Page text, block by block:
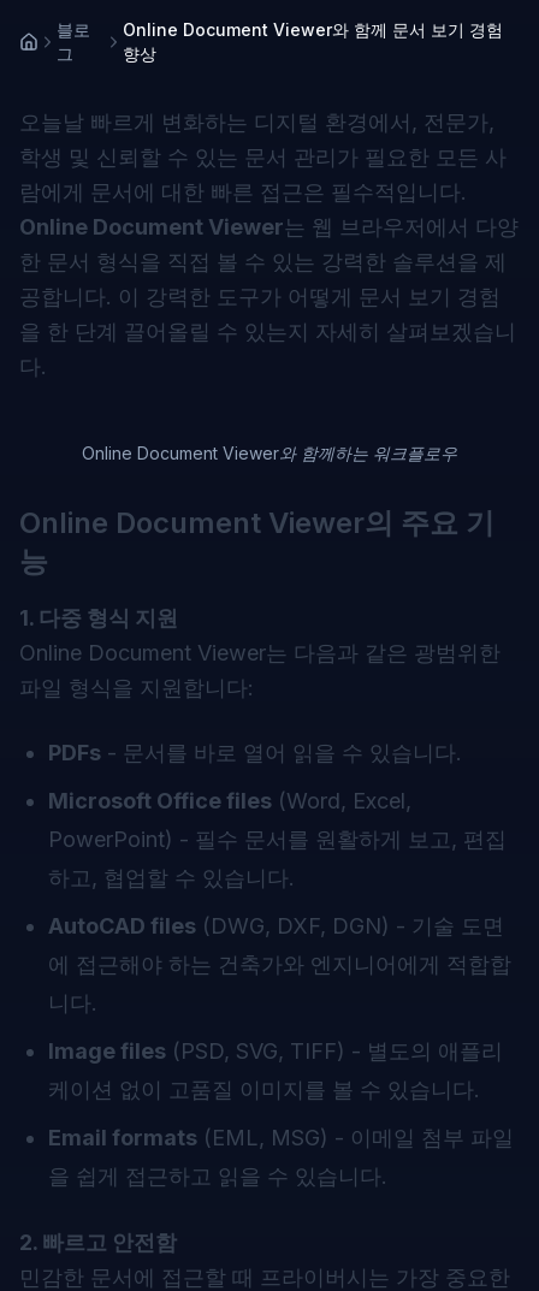
블로
그
Online Document Viewer와 함께 문서 보기 경험
향상
오늘날 빠르게 변화하는 디지털 환경에서, 전문가,
학생 및 신뢰할 수 있는 문서 관리가 필요한 모든 사
람에게 문서에 대한 빠른 접근은 필수적입니다.
Online Document Viewer는 웹 브라우저에서 다양
한 문서 형식을 직접 볼 수 있는 강력한 솔루션을 제
공합니다. 이 강력한 도구가 어떻게 문서 보기 경험
을 한 단계 끌어올릴 수 있는지 자세히 살펴보겠습니
다.
Online Document Viewer와 함께하는 워크플로우
Online Document Viewer의 주요 기
능
1. 다중 형식 지원
Online Document Viewer는 다음과 같은 광범위한
파일 형식을 지원합니다:
PDFs - 문서를 바로 열어 읽을 수 있습니다.
Microsoft Office files (Word, Excel,
PowerPoint) - 필수 문서를 원활하게 보고, 편집
하고, 협업할 수 있습니다.
AutoCAD files (DWG, DXF, DGN) - 기술 도면
에 접근해야 하는 건축가와 엔지니어에게 적합합
니다.
Image files (PSD, SVG, TIFF) - 별도의 애플리
케이션 없이 고품질 이미지를 볼 수 있습니다.
Email formats (EML, MSG) - 이메일 첨부 파일
을 쉽게 접근하고 읽을 수 있습니다.
2. 빠르고 안전함
민감한 문서에 접근할 때 프라이버시는 가장 중요한